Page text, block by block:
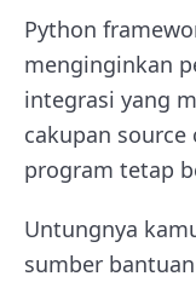
Python
menginginkan
integrasi yang
cakupan
program tetap
Untungnya
sumber